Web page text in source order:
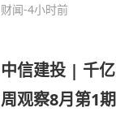
财闻-4小时前
中信建投 | 千
周观察8月第1期